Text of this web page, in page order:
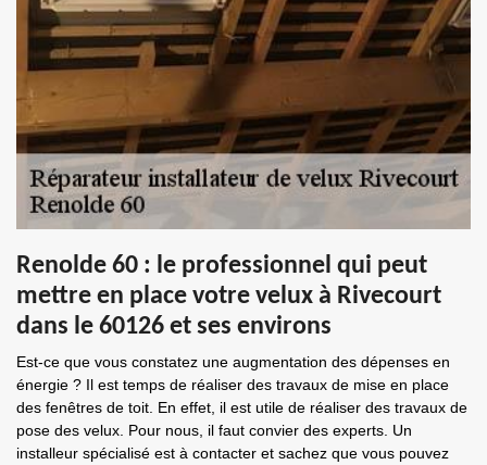
Renolde 60 : le professionnel qui peut
mettre en place votre velux à Rivecourt
dans le 60126 et ses environs
Est-ce que vous constatez une augmentation des dépenses en
énergie ? Il est temps de réaliser des travaux de mise en place
des fenêtres de toit. En effet, il est utile de réaliser des travaux de
pose des velux. Pour nous, il faut convier des experts. Un
installeur spécialisé est à contacter et sachez que vous pouvez